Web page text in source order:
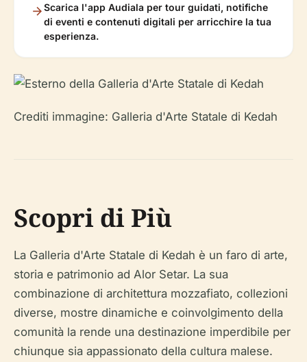
Scarica l'app Audiala per tour guidati, notifiche
di eventi e contenuti digitali per arricchire la tua
esperienza.
Crediti immagine: Galleria d'Arte Statale di Kedah
Scopri di Più
La Galleria d'Arte Statale di Kedah è un faro di arte,
storia e patrimonio ad Alor Setar. La sua
combinazione di architettura mozzafiato, collezioni
diverse, mostre dinamiche e coinvolgimento della
comunità la rende una destinazione imperdibile per
chiunque sia appassionato della cultura malese.